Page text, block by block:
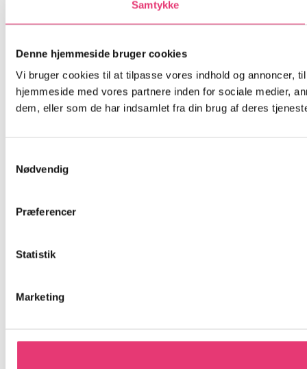
Samtykke
Denne hjemmeside bruger cookies
Vi bruger cookies til at tilpasse vores indhold og annoncer,
hjemmeside med vores partnere inden for sociale medier,
dem, eller som de har indsamlet fra din brug af deres
Nødvendig
Præferencer
Statistik
Marketing